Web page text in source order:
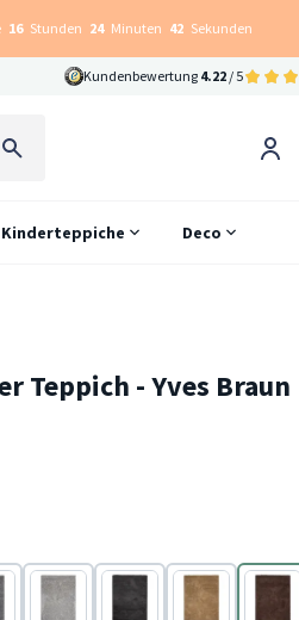
16 Stunden 24 Minuten 41 Sekunden
Kundenbewertung 4.22 / 5
Kinderteppiche Deco
Teppich - Yves Braun